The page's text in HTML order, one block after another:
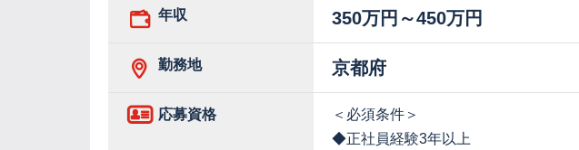
年収 350万円～450万円
勤務地 京都府
応募資格
＜必須条件＞
◆正社員経験3年以上